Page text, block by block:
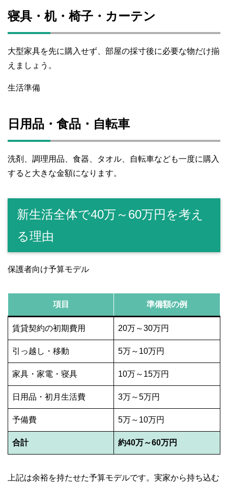
寝具・机・椅子・カーテン
大型家具を先に購入せず、部屋の採寸後に必要な物だけ揃
えましょう。
生活準備
日用品・食品・自転車
洗剤、調理用品、食器、タオル、自転車なども一度に購入
すると大きな金額になります。
新生活全体で40万～60万円を考え
る理由
保護者向け予算モデル
項目 準備額の例
賃貸契約の初期費用 20万～30万円
引っ越し・移動 5万～10万円
家具・家電・寝具 10万～15万円
日用品・初月生活費 3万～5万円
予備費 5万～10万円
合計 約40万～60万円
上記は余裕を持たせた予算モデルです。実家から持ち込む